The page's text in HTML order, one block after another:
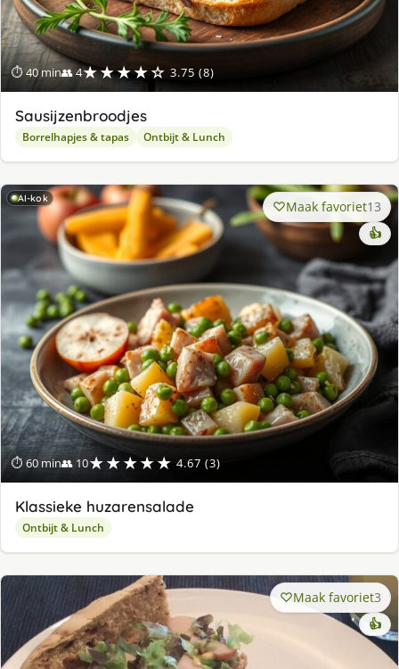
⏱ 40 min👥 4★★★★☆ 3.75 (8)
Sausijzenbroodjes
Borrelhapjes & tapas Ontbijt & Lunch
AI-kok
⏱ 60 min👥 10★★★★★ 4.67 (3)
Maak favoriet13
👍
Klassieke huzarensalade
Ontbijt & Lunch
Maak favoriet3
👍